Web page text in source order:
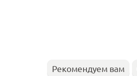
Рекомендуем вам